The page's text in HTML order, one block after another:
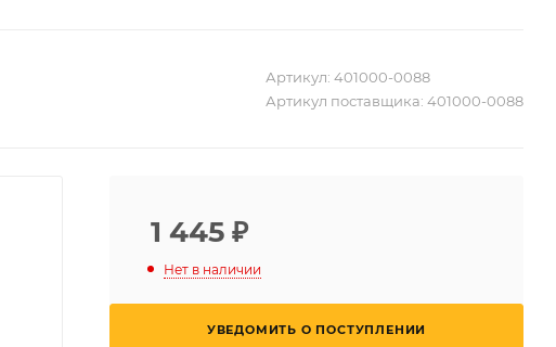
Артикул: 401000-0088
Артикул поставщика: 401000-0088
1 445 ₽
Нет в наличии
УВЕДОМИТЬ О ПОСТУПЛЕНИИ